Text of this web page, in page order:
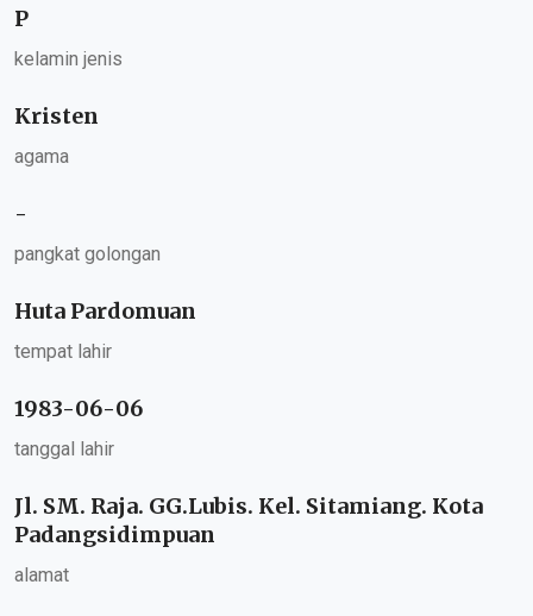
P
kelamin jenis
Kristen
agama
-
pangkat golongan
Huta Pardomuan
tempat lahir
1983-06-06
tanggal lahir
Jl. SM. Raja. GG.Lubis. Kel. Sitamiang. Kota
Padangsidimpuan
alamat